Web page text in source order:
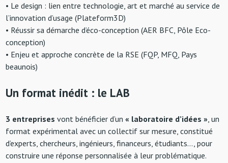
• Le design : lien entre technologie, art et marché au service de
l’innovation d’usage (Plateform3D)
• Réussir sa démarche d’éco-conception (AER BFC, Pôle Eco-
conception)
• Enjeu et approche concrète de la RSE (FQP, MFQ, Pays
beaunois)
Un format inédit : le LAB
3 entreprises vont bénéficier d’un« laboratoire d’idées », un
format expérimental avec un collectif sur mesure, constitué
d’experts, chercheurs, ingénieurs, financeurs, étudiants…, pour
construire une réponse personnalisée à leur problématique.